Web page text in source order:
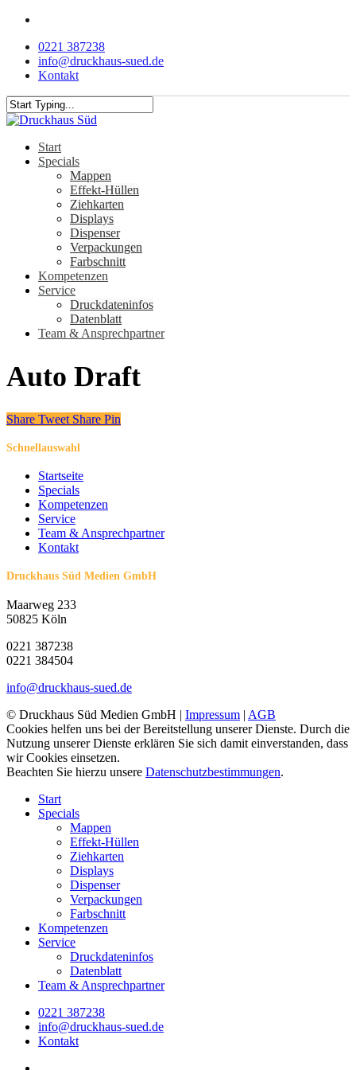
Skip
main
content
0221 387238
info@druckhaus-sued.de
Kontakt
Close
Menu
Start
Specials
Mappen
Effekt-Hüllen
Ziehkarten
Displays
Dispenser
Verpackungen
Farbschnitt
Kompetenzen
Service
Druckdateninfos
Datenblatt
Team & Ansprechpartner
Auto Draft
Share Tweet Share Pin
Schnellauswahl
Startseite
Specials
Kompetenzen
Service
Team & Ansprechpartner
Kontakt
Druckhaus Süd Medien GmbH
Maarweg 233
50825 Köln
0221 387238
0221 384504
info@druckhaus-sued.de
© Druckhaus Süd Medien GmbH | Impressum | AGB
Cookies helfen uns bei der Bereitstellung unserer Dienste. Durch die
Nutzung unserer Dienste erklären Sie sich damit einverstanden, dass
wir Cookies einsetzen.
Beachten Sie hierzu unsere Datenschutzbestimmungen.
Close
Menu
Start
Specials
Mappen
Effekt-Hüllen
Ziehkarten
Displays
Dispenser
Verpackungen
Farbschnitt
Kompetenzen
Service
Druckdateninfos
Datenblatt
Team & Ansprechpartner
0221 387238
info@druckhaus-sued.de
Kontakt